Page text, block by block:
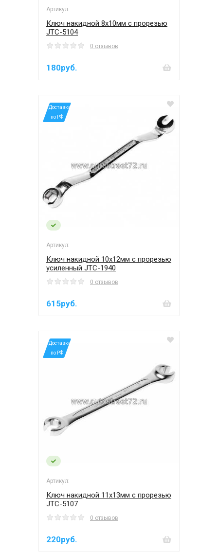
Артикул:
Ключ накидной 8х10мм с прорезью
JTC-5104
0 отзывов
180руб.
*Доставка
по РФ
Артикул:
Ключ накидной 10х12мм с прорезью
усиленный JTC-1940
0 отзывов
615руб.
*Доставка
по РФ
Артикул:
Ключ накидной 11х13мм с прорезью
JTC-5107
0 отзывов
220руб.